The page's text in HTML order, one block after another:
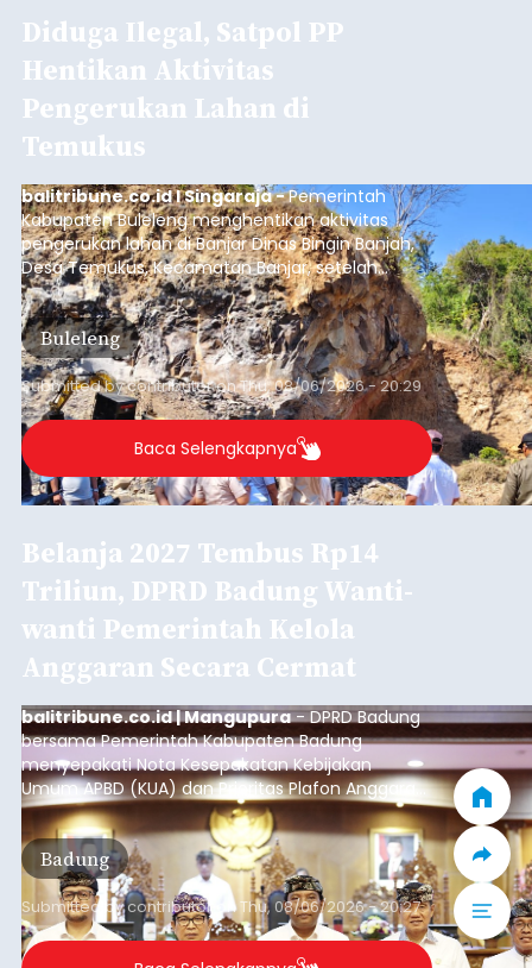
Diduga Ilegal, Satpol PP
Hentikan Aktivitas
Pengerukan Lahan di
Temukus
balitribune.co.id I Singaraja -Pemerintah
Kabupaten Buleleng menghentikan aktivitas
pengerukan lahan di Banjar Dinas Bingin Banjah,
Desa Temukus, Kecamatan Banjar, setelah
ditemukan indikasi kegiatan pengambilan
material yang tidak sesuai dengan peruntukan
kawasan.
Buleleng
Submitted bycontributoronThu, 08/06/2026 - 20:29
Baca Selengkapnya
Belanja 2027 Tembus Rp14
Triliun, DPRD Badung Wanti-
wanti Pemerintah Kelola
Anggaran Secara Cermat
balitribune.co.id | Mangupura- DPRD Badung
bersama Pemerintah Kabupaten Badung
menyepakati Nota Kesepakatan Kebijakan
Umum APBD (KUA) dan Prioritas Plafon Anggaran
Sementara (PPAS) Tahun Anggaran 2027 dalam
rapat paripurna yang digelar di Gedung DPRD
Badung, Kamis (6/8/2026).
Badung
Submitted bycontributor onThu, 08/06/2026 - 20:27